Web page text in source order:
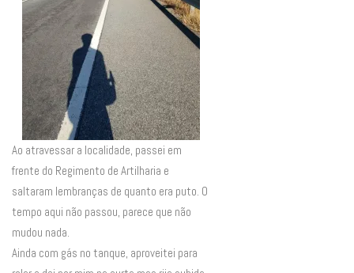
Ao atravessar a localidade, passei em
frente do Regimento de Artilharia e
saltaram lembranças de quanto era puto. O
tempo aqui não passou, parece que não
mudou nada.
Ainda com gás no tanque, aproveitei para